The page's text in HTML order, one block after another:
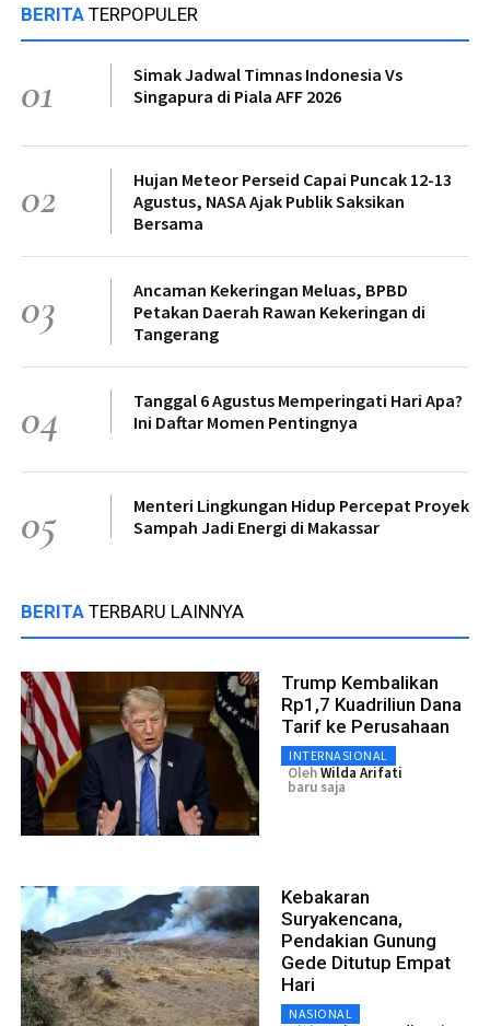
BERITA TERPOPULER
01
Simak Jadwal Timnas Indonesia Vs
Singapura di Piala AFF 2026
02
Hujan Meteor Perseid Capai Puncak 12-13
Agustus, NASA Ajak Publik Saksikan
Bersama
03
Ancaman Kekeringan Meluas, BPBD
Petakan Daerah Rawan Kekeringan di
Tangerang
04
Tanggal 6 Agustus Memperingati Hari Apa?
Ini Daftar Momen Pentingnya
05
Menteri Lingkungan Hidup Percepat Proyek
Sampah Jadi Energi di Makassar
BERITA TERBARU LAINNYA
Trump Kembalikan
Rp1,7 Kuadriliun Dana
Tarif ke Perusahaan
INTERNASIONAL
OlehWilda Arifati
baru saja
Kebakaran
Suryakencana,
Pendakian Gunung
Gede Ditutup Empat
Hari
NASIONAL